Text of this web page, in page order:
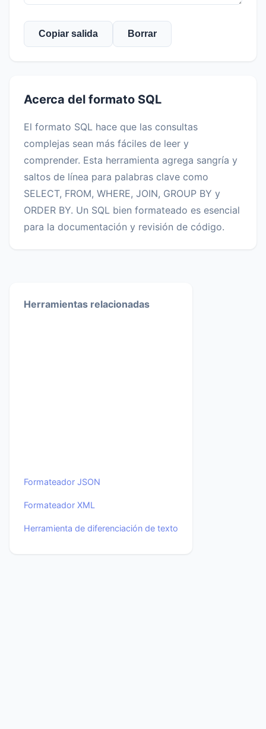
Copiar salida Borrar
Acerca del formato SQL
El formato SQL hace que las consultas
complejas sean más fáciles de leer y
comprender. Esta herramienta agrega sangría y
saltos de línea para palabras clave como
SELECT, FROM, WHERE, JOIN, GROUP BY y
ORDER BY. Un SQL bien formateado es esencial
para la documentación y revisión de código.
Herramientas relacionadas
Formateador JSON
Formateador XML
Herramienta de diferenciación de texto